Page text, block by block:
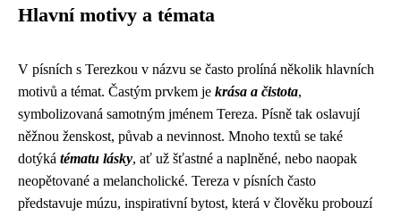
Hlavní motivy a témata
V písních s Terezkou v názvu se často prolíná několik hlavních
motivů a témat. Častým prvkem je krása a čistota,
symbolizovaná samotným jménem Tereza. Písně tak oslavují
něžnou ženskost, půvab a nevinnost. Mnoho textů se také
dotýká tématu lásky, ať už šťastné a naplněné, nebo naopak
neopětované a melancholické. Tereza v písních často
představuje múzu, inspirativní bytost, která v člověku probouzí